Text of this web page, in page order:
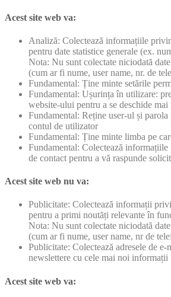
Acest site web va:
Analiză: Colectează informațiile
pentru date statistice generale (ex.
Nota: Nu sunt colectate niciodată
(cum ar fi nume, user name, nr. de
Fundamental: Ține minte setările
Fundamental: Ușurința în utilizare:
website-ului pentru a se deschide mai
Fundamental: Reține user-ul și
contul de utilizator
Fundamental: Ține minte limba pe
Fundamental: Colectează
de contact pentru a vă raspunde
Acest site web nu va:
Publicitate: Colectează informații
pentru a primi noutăți relevante în
Nota: Nu sunt colectate niciodată
(cum ar fi nume, user name, nr de
Publicitate: Colectează adresele de
newslettere cu cele mai noi informații
Acest site web va: